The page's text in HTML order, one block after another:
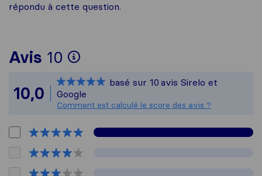
répondu à cette question.
Avis 10
Pour vous donner une
Sirelo n'est pas
Tous les avis recueillis
10,0
basé sur 10 avis Sirelo et
Google
Comment est calculé le score des avis ?